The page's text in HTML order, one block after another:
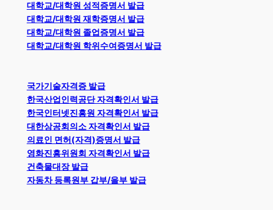
대학교/대학원 성적증명서 발급
대학교/대학원 재학증명서 발급
대학교/대학원 졸업증명서 발급
대학교/대학원 학위수여증명서 발급
국가기술자격증 발급
한국산업인력공단 자격확인서 발급
한국인터넷진흥원 자격확인서 발급
대한상공회의소 자격확인서 발급
의료인 면허(자격)증명서 발급
영화진흥위원회 자격확인서 발급
건축물대장 발급
자동차 등록원부 갑부/을부 발급